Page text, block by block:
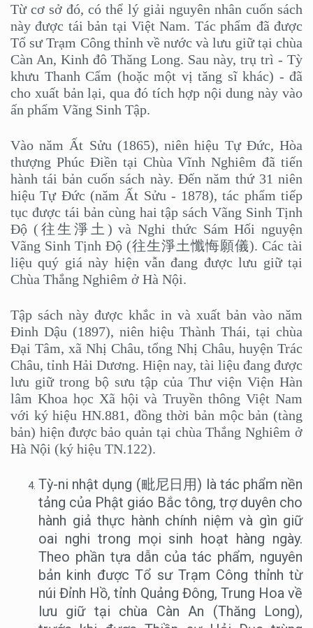
Từ cơ sở đó, có thể lý giải nguyên nhân cuốn sách
này được tái bản tại Việt Nam. Tác phẩm đã được
Tổ sư Trạm Công thỉnh về nước và lưu giữ tại chùa
Càn An, Kinh đô Thăng Long. Sau này, trụ trì - Tỳ
khưu Thanh Cẩm (hoặc một vị tăng sĩ khác) - đã
cho xuất bản lại, qua đó tích hợp nội dung này vào
ấn phẩm Vãng Sinh Tập.
Vào năm Ất Sửu (1865), niên hiệu Tự Đức, Hòa
thượng Phúc Điền tại Chùa Vĩnh Nghiêm đã tiến
hành tái bản cuốn sách này. Đến năm thứ 31 niên
hiệu Tự Đức (năm Ất Sửu - 1878), tác phẩm tiếp
tục được tái bản cùng hai tập sách Vãng Sinh Tịnh
Độ (往生淨土) và Nghi thức Sám Hối nguyện
Vãng Sinh Tịnh Độ (往生淨土懺悔願儀). Các tài
liệu quý giá này hiện vẫn đang được lưu giữ tại
Chùa Thắng Nghiêm ở Hà Nội.
Tập sách này được khắc in và xuất bản vào năm
Đinh Dậu (1897), niên hiệu Thành Thái, tại chùa
Đại Tâm, xã Nhị Châu, tổng Nhị Châu, huyện Trác
Châu, tỉnh Hải Dương. Hiện nay, tài liệu đang được
lưu giữ trong bộ sưu tập của Thư viện Viện Hàn
lâm Khoa học Xã hội và Truyền thông Việt Nam
với ký hiệu HN.881, đồng thời bản mộc bản (tàng
bản) hiện được bảo quản tại chùa Thắng Nghiêm ở
Hà Nội (ký hiệu TN.122).
Tỳ-ni nhật dụng (毗尼日用) là tác phẩm nền
tảng của Phật giáo Bắc tông, trợ duyên cho
hành giả thực hành chính niệm và gìn giữ
oai nghi trong mọi sinh hoạt hàng ngày.
Theo phần tựa dẫn của tác phẩm, nguyên
bản kinh được Tổ sư Trạm Công thỉnh từ
núi Đỉnh Hồ, tỉnh Quảng Đông, Trung Hoa về
lưu giữ tại chùa Càn An (Thăng Long),